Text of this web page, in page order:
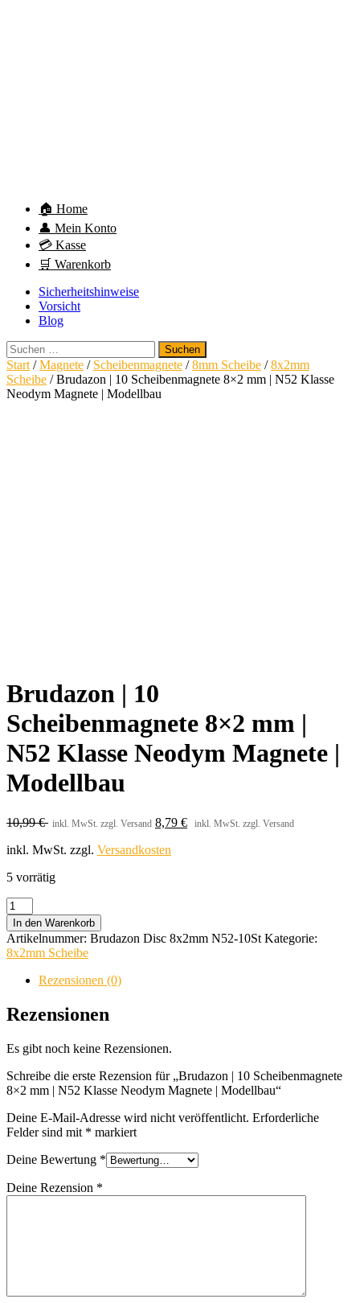
🏠 Home
👤 Mein Konto
💳 Kasse
🛒 Warenkorb
Sicherheitshinweise
Vorsicht
Blog
Suchen
nach:
Start /Magnete / Scheibenmagnete /8mm Scheibe /8x2mm
Scheibe / Brudazon | 10 Scheibenmagnete 8×2 mm | N52 Klasse
Neodym Magnete | Modellbau
Brudazon | 10
Scheibenmagnete 8×2 mm |
N52 Klasse Neodym Magnete |
Modellbau
10,99€ inkl. MwSt. zzgl. Versand 8,79 € inkl. MwSt. zzgl. Versand
inkl. MwSt. zzgl. Versandkosten
5 vorrätig
Brudazon
|
10
Scheibenmagnete
8x2
N52
Klasse
Magnete
Modellbau
Menge
In den Warenkorb
Artikelnummer: Brudazon Disc 8x2mm N52-10St Kategorie:
8x2mm Scheibe
Rezensionen (0)
Rezensionen
Es gibt noch keine Rezensionen.
Schreibe die erste Rezension für „Brudazon | 10 Scheibenmagnete
8×2 mm | N52 Klasse Neodym Magnete | Modellbau“
Deine E-Mail-Adresse wird nicht veröffentlicht. Erforderliche
Felder sind mit * markiert
Deine Bewertung *
Deine Rezension *